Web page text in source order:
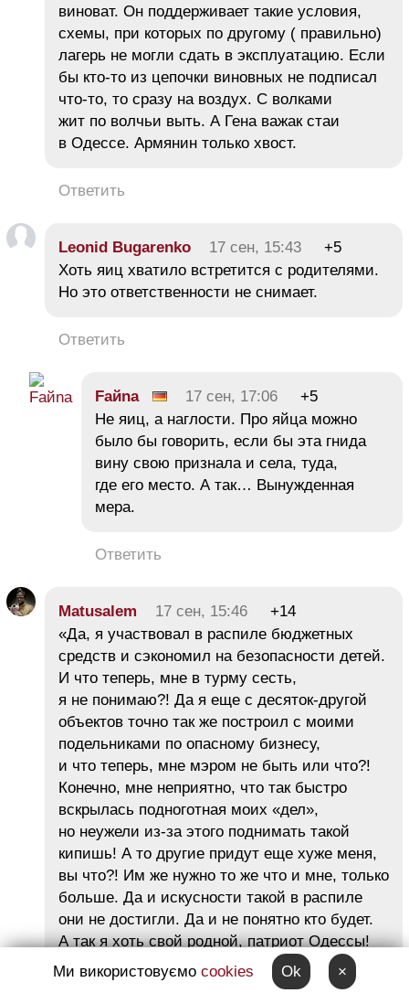
виноват. Он поддерживает такие условия,
схемы, при которых по другому ( правильно)
лагерь не могли сдать в эксплуатацию. Если
бы кто-то из цепочки виновных не подписал
что-то, то сразу на воздух. С волками
жит по волчьи выть. А Гена важак стаи
в Одессе. Армянин только хвост.
Ответить
Leonid Bugarenko 17 сен, 15:43
+5
Хоть яиц хватило встретится с родителями.
Но это ответственности не снимает.
Ответить
Faйna 17 сен, 17:06
+5
Не яиц, а наглости. Про яйца можно
было бы говорить, если бы эта гнида
вину свою признала и села, туда,
где его место. А так… Вынужденная
мера.
Ответить
Matusalem 17 сен, 15:46
+14
«Да, я участвовал в распиле бюджетных
средств и сэкономил на безопасности детей.
И что теперь, мне в турму сесть,
я не понимаю?! Да я еще с десяток-другой
объектов точно так же построил с моими
подельниками по опасному бизнесу,
и что теперь, мне мэром не быть или что?!
Конечно, мне неприятно, что так быстро
вскрылась подноготная моих «дел»,
но неужели из-за этого поднимать такой
кипишь! А то другие придут еще хуже меня,
вы что?! Им же нужно то же что и мне, только
больше. Да и искусности такой в распиле
они не достигли. Да и не понятно кто будет.
А так я хоть свой родной, патриот Одессы!
« — заявил мэр.
Ми використовуємо cookies Ok ×